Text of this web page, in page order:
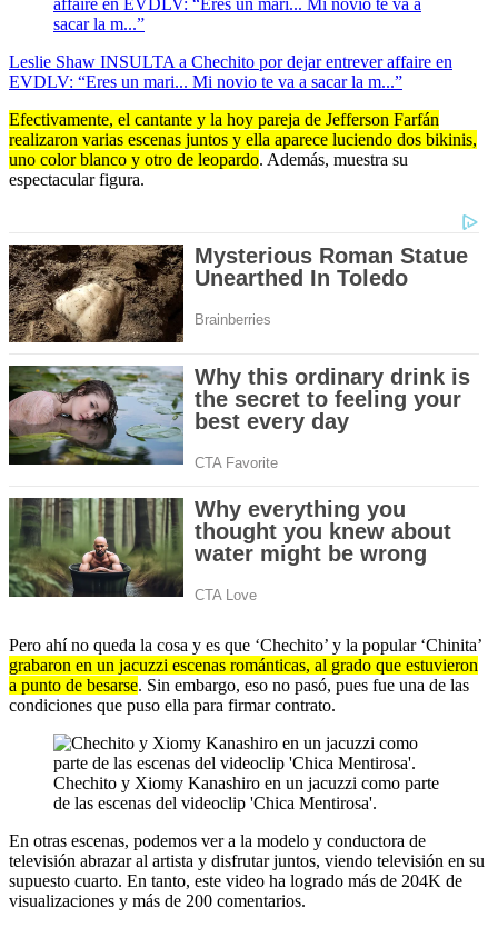
Leslie Shaw INSULTA a Chechito por dejar entrever affaire en
EVDLV: “Eres un mari... Mi novio te va a sacar la m...”
Efectivamente, el cantante y la hoy pareja de Jefferson Farfán
realizaron varias escenas juntos y ella aparece luciendo dos bikinis,
uno color blanco y otro de leopardo. Además, muestra su
espectacular figura.
Pero ahí no queda la cosa y es que ‘Chechito’ y la popular ‘Chinita’
grabaron en un jacuzzi escenas románticas, al grado que estuvieron
a punto de besarse. Sin embargo, eso no pasó, pues fue una de las
condiciones que puso ella para firmar contrato.
Chechito y Xiomy Kanashiro en un jacuzzi como parte
de las escenas del videoclip 'Chica Mentirosa'.
En otras escenas, podemos ver a la modelo y conductora de
televisión abrazar al artista y disfrutar juntos, viendo televisión en su
supuesto cuarto. En tanto, este video ha logrado más de 204K de
visualizaciones y más de 200 comentarios.